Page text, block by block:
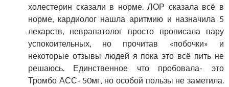
холестерин сказали в норме. ЛОР сказала всё в
норме, кардиолог нашла аритмию и назначила 5
лекарств, неврапатолог просто прописала пару
успокоительных, но прочитав «побочки» и
некоторые отзывы людей я пока это всё пить не
решаюсь. Единственное что пробовала- это
Тромбо АСС- 50мг, но особой пользы не заметила.